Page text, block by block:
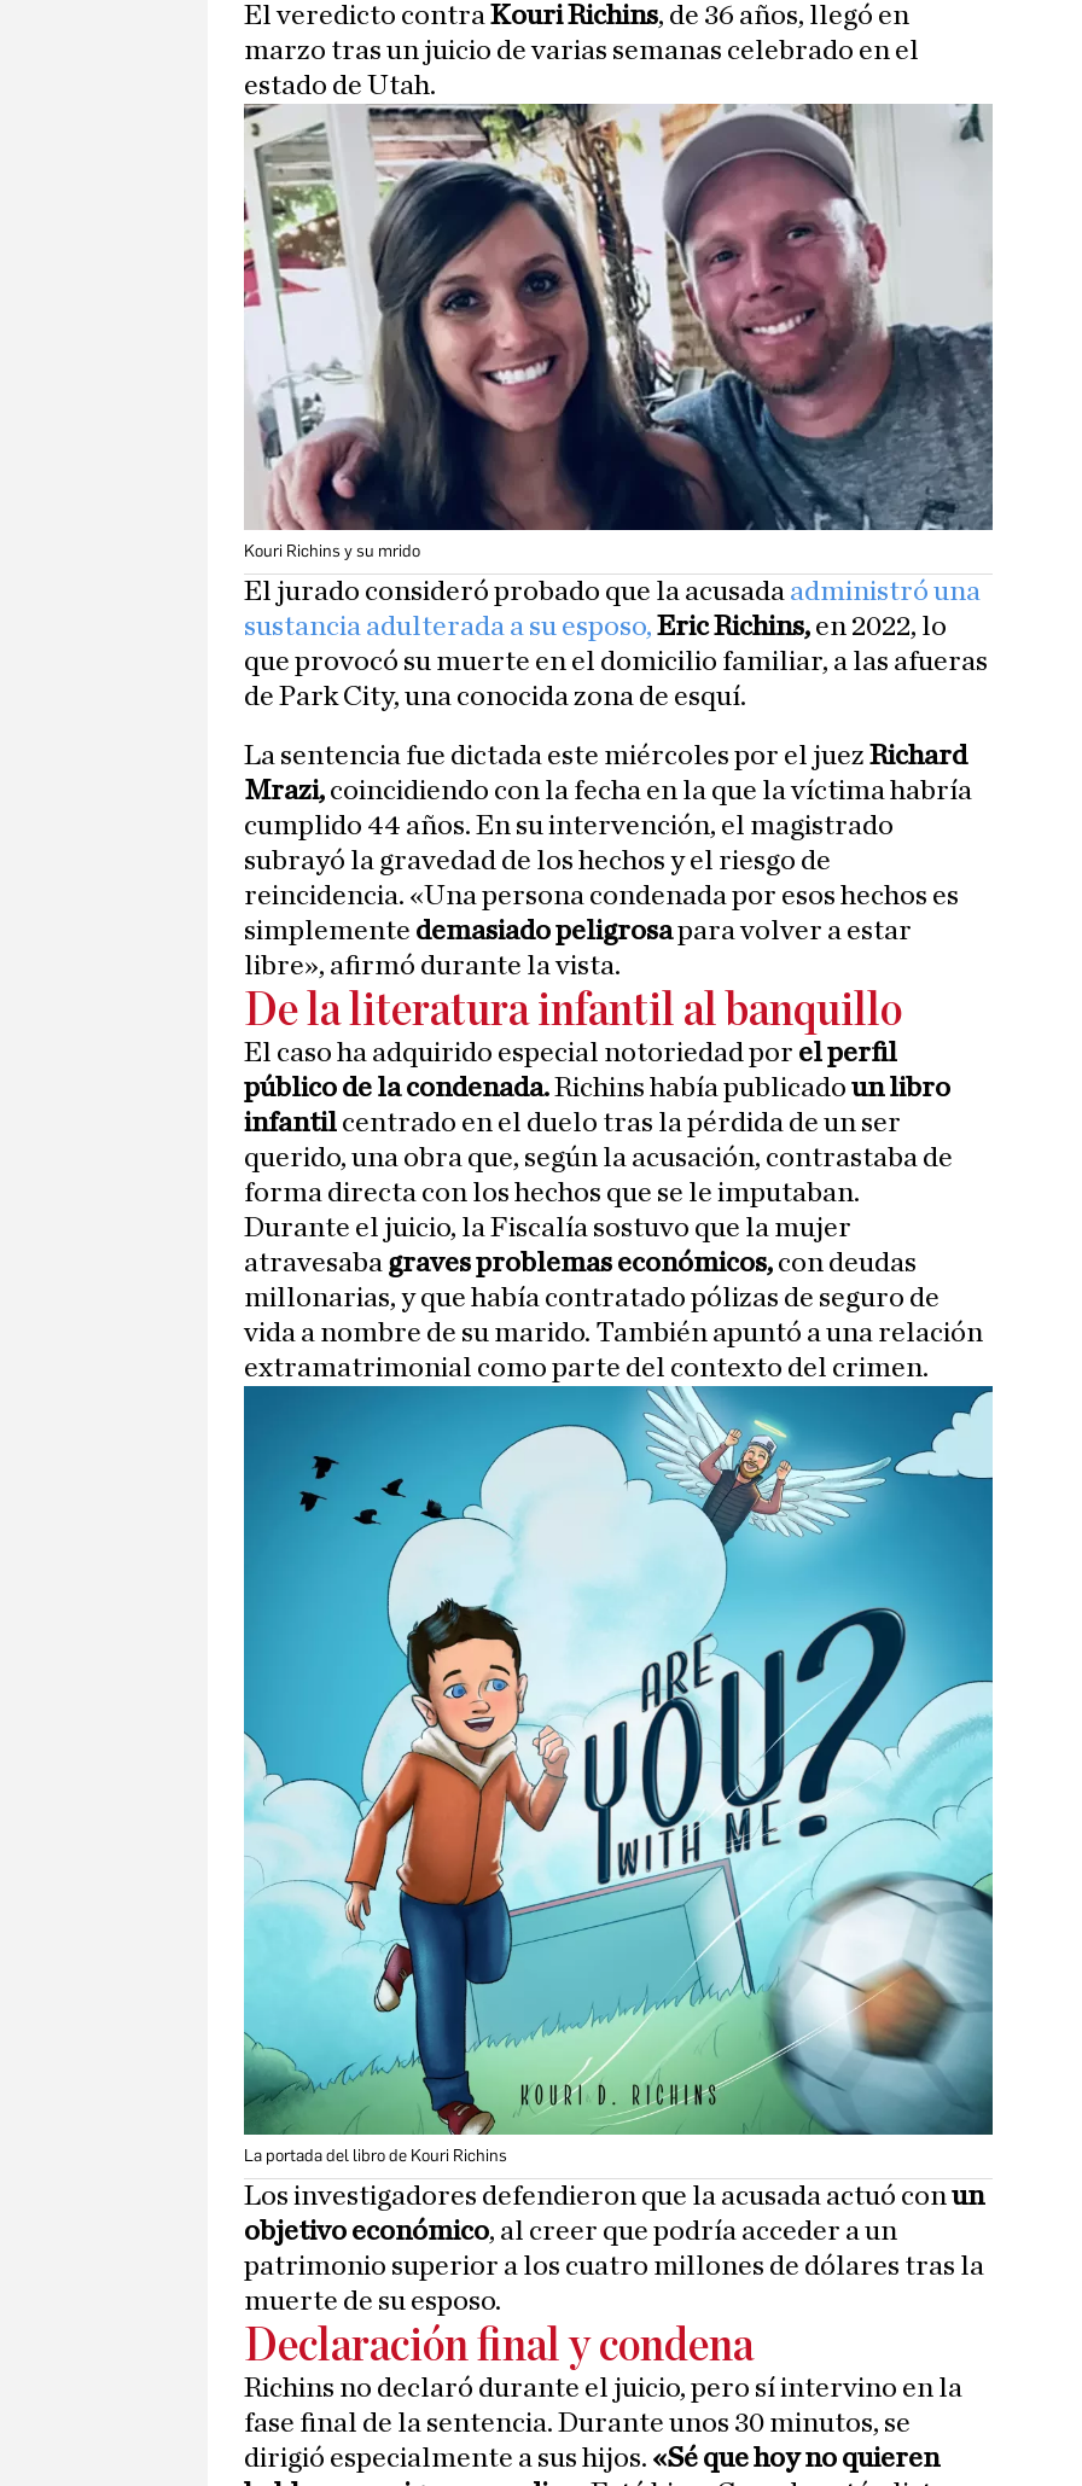
El veredicto contraKouri Richins, de 36 años, llegó en
marzo tras un juicio de varias semanas celebrado en el
estado de Utah.
Kouri Richins y su mrido
El jurado consideró probado que la acusada administró una
sustancia adulterada a su esposo, Eric Richins, en 2022, lo
que provocó su muerte en el domicilio familiar, a las afueras
de Park City, una conocida zona de esquí.
La sentencia fue dictada este miércoles por el juez Richard
Mrazi, coincidiendo con la fecha en la que la víctima habría
cumplido 44 años. En su intervención, el magistrado
subrayó la gravedad de los hechos y el riesgo de
reincidencia. «Una persona condenada por esos hechos es
simplemente demasiado peligrosapara volver a estar
libre», afirmó durante la vista.
De la literatura infantil al banquillo
El caso ha adquirido especial notoriedad por el perfil
público de la condenada.Richins había publicado un libro
infantil centrado en el duelo tras la pérdida de un ser
querido, una obra que, según la acusación, contrastaba de
forma directa con los hechos que se le imputaban.
Durante el juicio, la Fiscalía sostuvo que la mujer
atravesaba graves problemas económicos, con deudas
millonarias, y que había contratado pólizas de seguro de
vida a nombre de su marido. También apuntó a una relación
extramatrimonial como parte del contexto del crimen.
La portada del libro de Kouri Richins
Los investigadores defendieron que la acusada actuó conun
objetivo económico, al creer que podría acceder a un
patrimonio superior a los cuatro millones de dólares tras la
muerte de su esposo.
Declaración final y condena
Richins no declaró durante el juicio, pero sí intervino en la
fase final de la sentencia. Durante unos 30 minutos, se
dirigió especialmente a sus hijos. «Sé que hoy no quieren